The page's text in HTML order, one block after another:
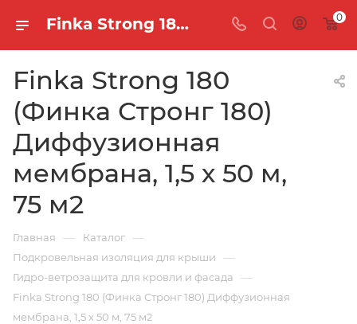
Finka Strong 180 (Финка Стронг 180) Диффузионная мембрана, 1,5 х 50 м, 75 м2 — купить в Новосибирске | Кровельщик 0
Finka Strong 180
(Финка Стронг 180)
Диффузионная
мембрана, 1,5 х 50 м,
75 м2
Главная — Каталог —
Подкровельная изоляция для крыши —
Гидро-ветрозащита для кровли и фасада —
Finka Strong 180 (Финка Стронг 180) Диффузионная
мембрана, 1,5 х 50 м, 75 м2